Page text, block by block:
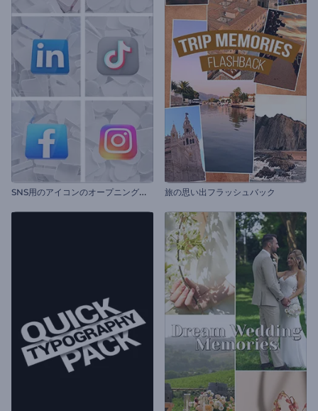
S
NS用のアイコンのオープニング動画 旅の思い出フラッシュバック